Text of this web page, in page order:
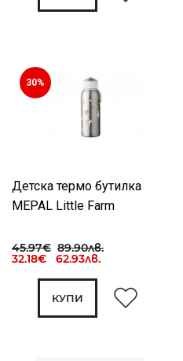
30%
Детска термо бутилка
MEPAL Little Farm
45.97€ 89.90лв.
32.18€ 62.93лв.
КУПИ